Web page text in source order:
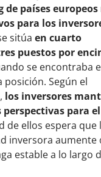
de países europeos
para los
sitúaen cuarto
puestos por
se encontraba
posición. Según el
los inversores
perspectivas para el
de ellos espera que
inversora aumente
estable a lo largo